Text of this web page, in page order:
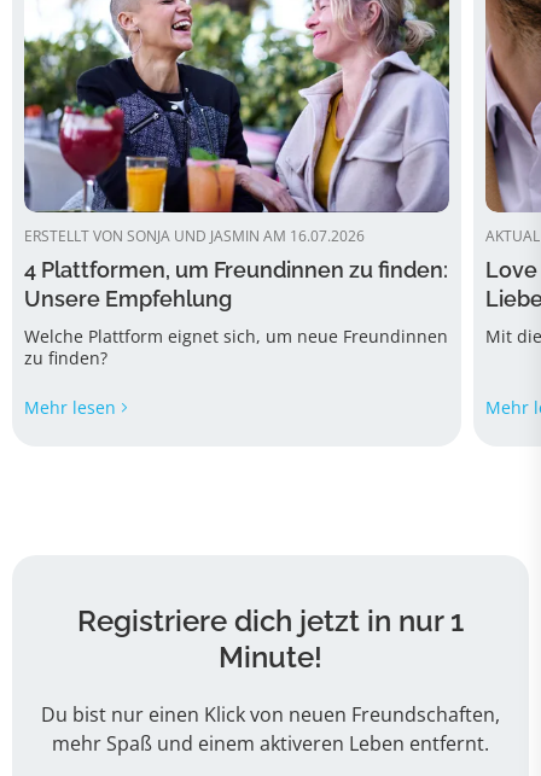
ERSTELLT VON SONJA UND JASMIN AM 16.07.2026
4 Plattformen, um Freundinnen zu finden:
Unsere Empfehlung
Welche Plattform eignet sich, um neue Freundinnen
zu finden?
Mehr lesen
Mit
Mehr
Registriere dich jetzt in nur 1
Minute!
Du bist nur einen Klick von neuen Freundschaften,
mehr Spaß und einem aktiveren Leben entfernt.